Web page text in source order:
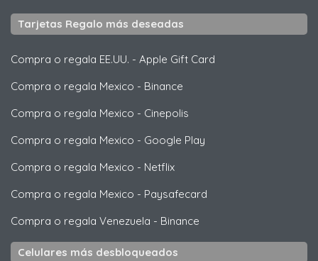
Tarjetas Regalo más deseadas
Compra o regala EE.UU. - Apple Gift Card
Compra o regala Mexico - Binance
Compra o regala Mexico - Cinepolis
Compra o regala Mexico - Google Play
Compra o regala Mexico - Netflix
Compra o regala Mexico - Paysafecard
Compra o regala Venezuela - Binance
Celulares más desbloqueados